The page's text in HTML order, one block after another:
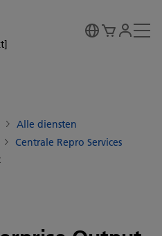
Alle diensten
Centrale Repro Services